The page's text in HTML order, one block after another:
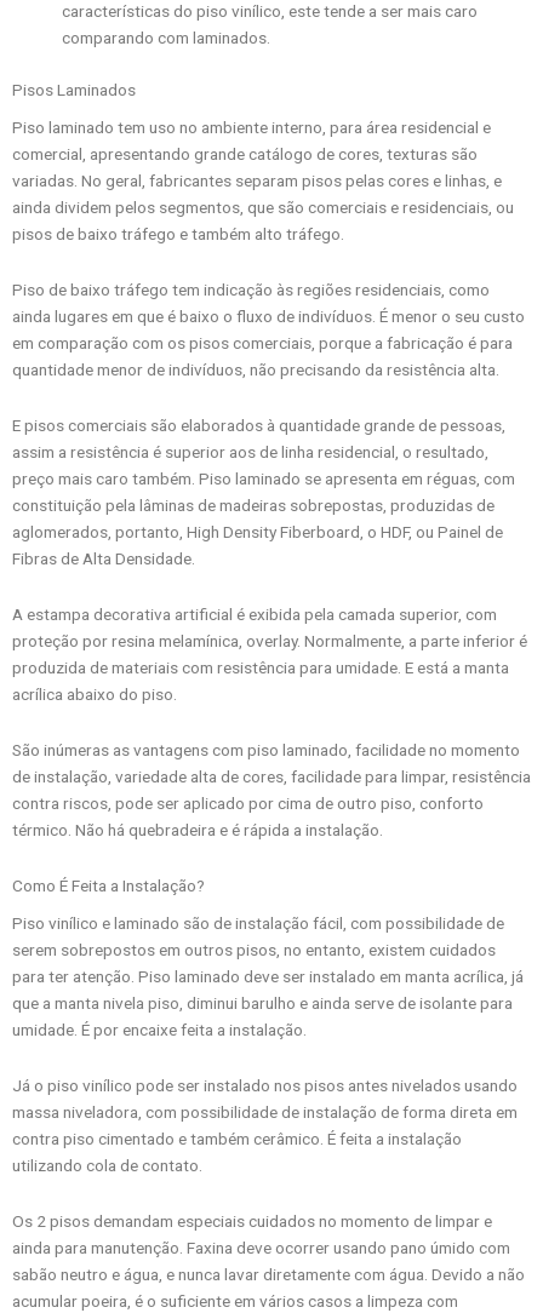
características do piso vinílico, este tende a ser mais caro
comparando com laminados.
Pisos Laminados
Piso laminado tem uso no ambiente interno, para área residencial e
comercial, apresentando grande catálogo de cores, texturas são
variadas. No geral, fabricantes separam pisos pelas cores e linhas, e
ainda dividem pelos segmentos, que são comerciais e residenciais, ou
pisos de baixo tráfego e também alto tráfego.
Piso de baixo tráfego tem indicação às regiões residenciais, como
ainda lugares em que é baixo o fluxo de indivíduos. É menor o seu custo
em comparação com os pisos comerciais, porque a fabricação é para
quantidade menor de indivíduos, não precisando da resistência alta.
E pisos comerciais são elaborados à quantidade grande de pessoas,
assim a resistência é superior aos de linha residencial, o resultado,
preço mais caro também. Piso laminado se apresenta em réguas, com
constituição pela lâminas de madeiras sobrepostas, produzidas de
aglomerados, portanto, High Density Fiberboard, o HDF, ou Painel de
Fibras de Alta Densidade.
A estampa decorativa artificial é exibida pela camada superior, com
proteção por resina melamínica, overlay. Normalmente, a parte inferior é
produzida de materiais com resistência para umidade. E está a manta
acrílica abaixo do piso.
São inúmeras as vantagens com piso laminado, facilidade no momento
de instalação, variedade alta de cores, facilidade para limpar, resistência
contra riscos, pode ser aplicado por cima de outro piso, conforto
térmico. Não há quebradeira e é rápida a instalação.
Como É Feita a Instalação?
Piso vinílico e laminado são de instalação fácil, com possibilidade de
serem sobrepostos em outros pisos, no entanto, existem cuidados
para ter atenção. Piso laminado deve ser instalado em manta acrílica, já
que a manta nivela piso, diminui barulho e ainda serve de isolante para
umidade. É por encaixe feita a instalação.
Já o piso vinílico pode ser instalado nos pisos antes nivelados usando
massa niveladora, com possibilidade de instalação de forma direta em
contra piso cimentado e também cerâmico. É feita a instalação
utilizando cola de contato.
Os 2 pisos demandam especiais cuidados no momento de limpar e
ainda para manutenção. Faxina deve ocorrer usando pano úmido com
sabão neutro e água, e nunca lavar diretamente com água. Devido a não
acumular poeira, é o suficiente em vários casos a limpeza com